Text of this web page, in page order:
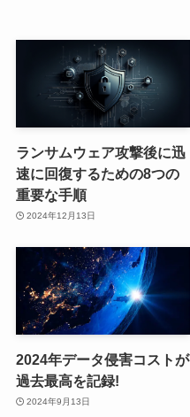
ランサムウェア攻撃後に迅
速に回復するための8つの
重要な手順
2024年12月13日
2024年データ侵害コストが
過去最高を記録!
2024年9月13日